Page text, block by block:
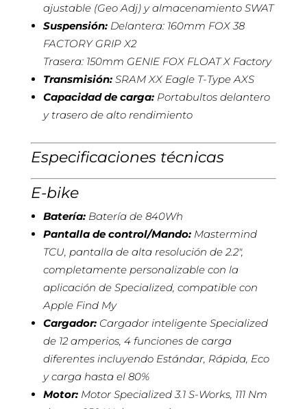
ajustable (Geo Adj) y almacenamiento SWAT
Suspensión:Delantera: 160mm FOX 38
FACTORY GRIP X2
Trasera: 150mm GENIE FOX FLOAT X Factory
Transmisión:SRAM XX Eagle T-Type AXS
Capacidad de carga:Portabultos delantero
y trasero de alto rendimiento
Especificaciones técnicas
E-bike
Batería:Batería de 840Wh
Pantalla de control/Mando:Mastermind
TCU, pantalla de alta resolución de 2.2″,
completamente personalizable con la
aplicación de Specialized, compatible con
Apple Find My
Cargador:Cargador inteligente Specialized
de 12 amperios, 4 funciones de carga
diferentes incluyendo Estándar, Rápida, Eco
y carga hasta el 80%
Motor:Motor Specialized 3.1 S-Works, 111 Nm